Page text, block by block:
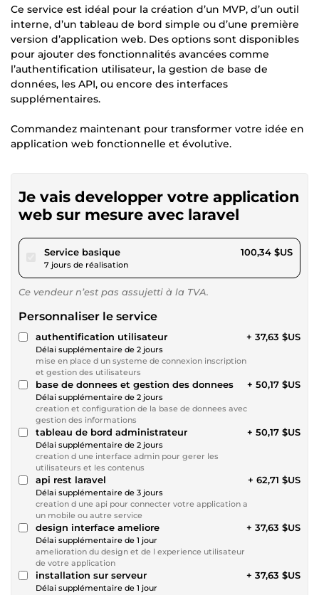
Ce service est idéal pour la création d’un MVP, d’un outil
interne, d’un tableau de bord simple ou d’une première
version d’application web. Des options sont disponibles
pour ajouter des fonctionnalités avancées comme
l’authentification utilisateur, la gestion de base de
données, les API, ou encore des interfaces
supplémentaires.
Commandez maintenant pour transformer votre idée en
application web fonctionnelle et évolutive.
Je vais developper votre application
web sur mesure avec laravel
Service basiquepour 92,48 $US
7 jours de réalisation
100,34 $US
Ce vendeur n’est pas assujetti à la TVA.
Personnaliser le service
authentification utilisateur
Délai supplémentaire de 2 jours
mise en place d un systeme de connexion inscription
et gestion des utilisateurs
+ 37,63 $US
base de donnees et gestion des donnees
Délai supplémentaire de 2 jours
creation et configuration de la base de donnees avec
gestion des informations
+ 50,17 $US
tableau de bord administrateur
Délai supplémentaire de 2 jours
creation d une interface admin pour gerer les
utilisateurs et les contenus
+ 50,17 $US
api rest laravel
Délai supplémentaire de 3 jours
creation d une api pour connecter votre application a
un mobile ou autre service
+ 62,71 $US
design interface ameliore
Délai supplémentaire de 1 jour
amelioration du design et de l experience utilisateur
de votre application
+ 37,63 $US
installation sur serveur
Délai supplémentaire de 1 jour
+ 37,63 $US